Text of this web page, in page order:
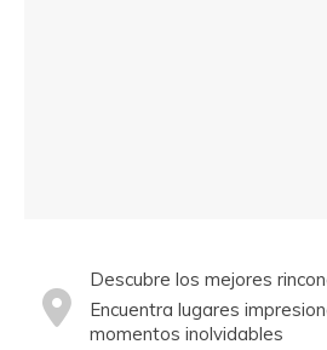
Descubre los mejores
Encuentra lugares
momentos inolvidables